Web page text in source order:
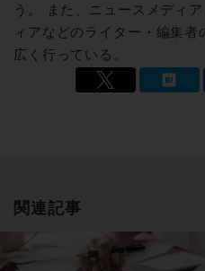
う。 また、ニュースメディ
ィアなどのライター・編集
広く行っている。
関連記事